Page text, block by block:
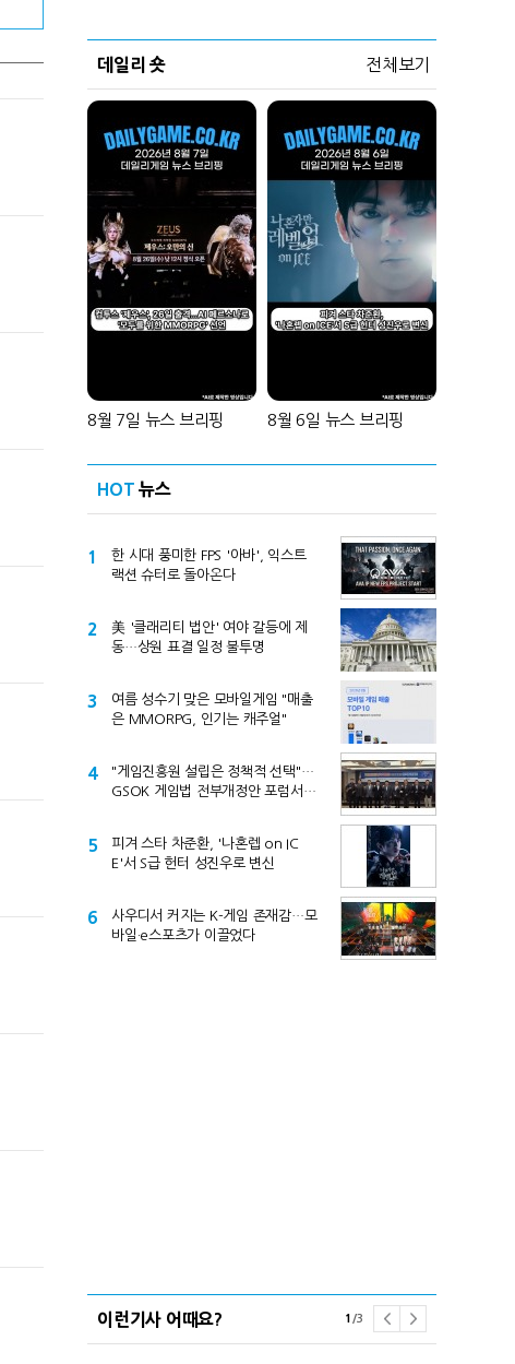
데일리 숏 전체보기
8월 7일 뉴스 브리핑 8월 6일 뉴스 브리핑
HOT 뉴스
1
한 시대 풍미한 FPS '아바', 익스트
랙션 슈터로 돌아온다
2
美 '클래리티 법안' 여야 갈등에 제
동…상원 표결 일정 불투명
3
여름 성수기 맞은 모바일게임 "매출
은 MMORPG, 인기는 캐주얼"
4
"게임진흥원 설립은 정책적 선택"…
GSOK 게임법 전부개정안 포럼서
5
피겨 스타 차준환, '나혼렙 on IC
E'서 S급 헌터 성진우로 변신
6
사우디서 커지는 K-게임 존재감…모
바일·e스포츠가 이끌었다
이런기사 어때요? 1 /3